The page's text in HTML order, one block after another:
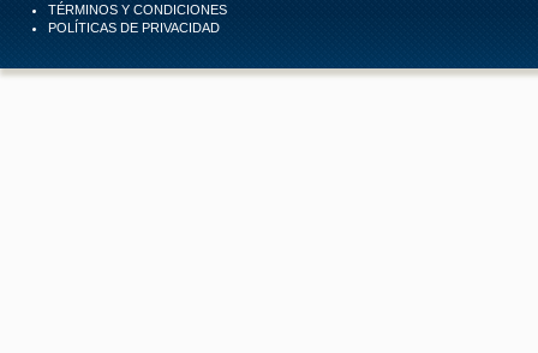
TÉRMINOS Y CONDICIONES
POLÍTICAS DE PRIVACIDAD